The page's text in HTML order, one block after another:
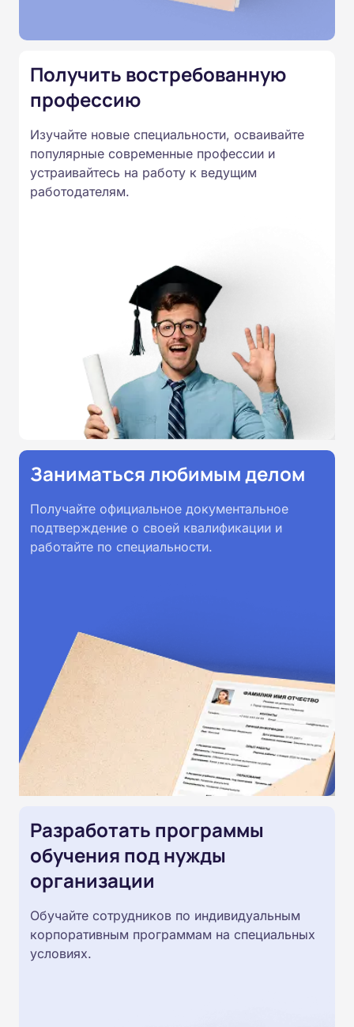
специальностям, утвержденным
соответствии с Федеральными
государственными
профессионального образования.
Удостоверения и дипломы о
прохождении обучения
Получить востребованную
профессию
Изучайте новые специальности, осваивайте
популярные современные профессии и
устраивайтесь на работу к ведущим
работодателям.
Заниматься любимым делом
Получайте официальное документальное
подтверждение о своей квалификации и
работайте по специальности.
Разработать программы
обучения под нужды
организации
Обучайте сотрудников по индивидуальным
корпоративным программам на специальных
условиях.